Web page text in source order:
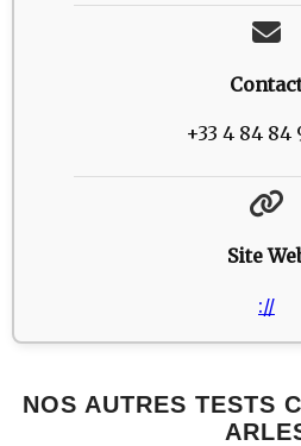
+33 4 84 84
Site
://
NOS AUTRES TESTS